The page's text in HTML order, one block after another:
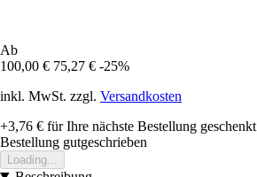
Ab
100,00 € 75,27 € -25%
inkl. MwSt. zzgl. Versandkosten
+3,76 € für Ihre nächste Bestellung geschenkt
Bestellung gutgeschrieben
Loading...